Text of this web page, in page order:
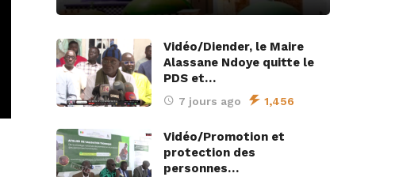
Vidéo/Diender, le Maire
Alassane Ndoye quitte le
PDS et…
7 jours ago 1,456
Vidéo/Promotion et
protection des
personnes…